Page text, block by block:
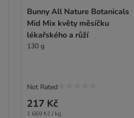
Bunny All Nature Botanicals
Mid Mix květy měsíčku
lékařského a růží
130 g
217 Kč
1 669 Kč / kg
Not Rated